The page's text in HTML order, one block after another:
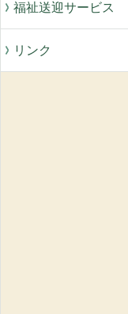
福祉送迎サービス
リンク